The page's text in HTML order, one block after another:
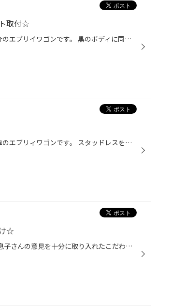
取付☆
こんにちは、今日のご紹介は第二段のご紹介のエブリイワゴンです。 黒のボディに同色のメッシュがバシッと！ 装着データー タイヤ ：ＥＸ20ＣtypeＨ 165/55Ｒ15 ホイール ：エンケイ92 15Ｘ50 エアセンサー：ＴＰＭＳタイプＣ 打ち合わせ通りのスタイルで見違えリました（☆。☆） ドライブ...
こんにちは、今日のご紹介はお得意様の愛車のエブリィワゴンです。 スタッドレスを御成約時に内容を詰めさせて頂き、履き替えと同時に交換して頂きました。 装着データー カヤバ ローファースポーツ Ｌ-ＫＩＴ そんなに車高下げたくないけど、シャキッと走るようにしたい方へお勧めです！ アライ...
☆
こんにちは、今日のご紹介はソリオです！ 息子さんの意見を十分に取り入れたこだわりのホイールに当店人気のプレイズPX-Cをチョイス！ 装着データ タイヤ ：プレイズPX-C 165/60R15 ホイール：WEDSレオニスUC 15×45 アライメント実施 白のボディにピカピカのホイールでご機嫌になりました！...